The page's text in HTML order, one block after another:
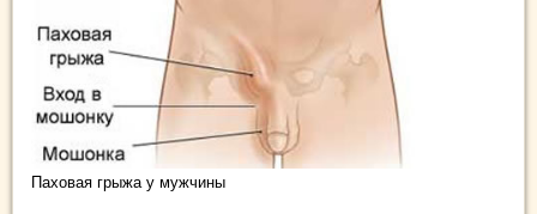
Паховая грыжа у мужчины